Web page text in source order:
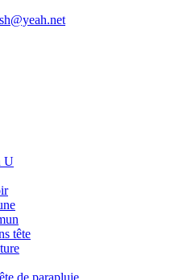
U
tête
de parapluie